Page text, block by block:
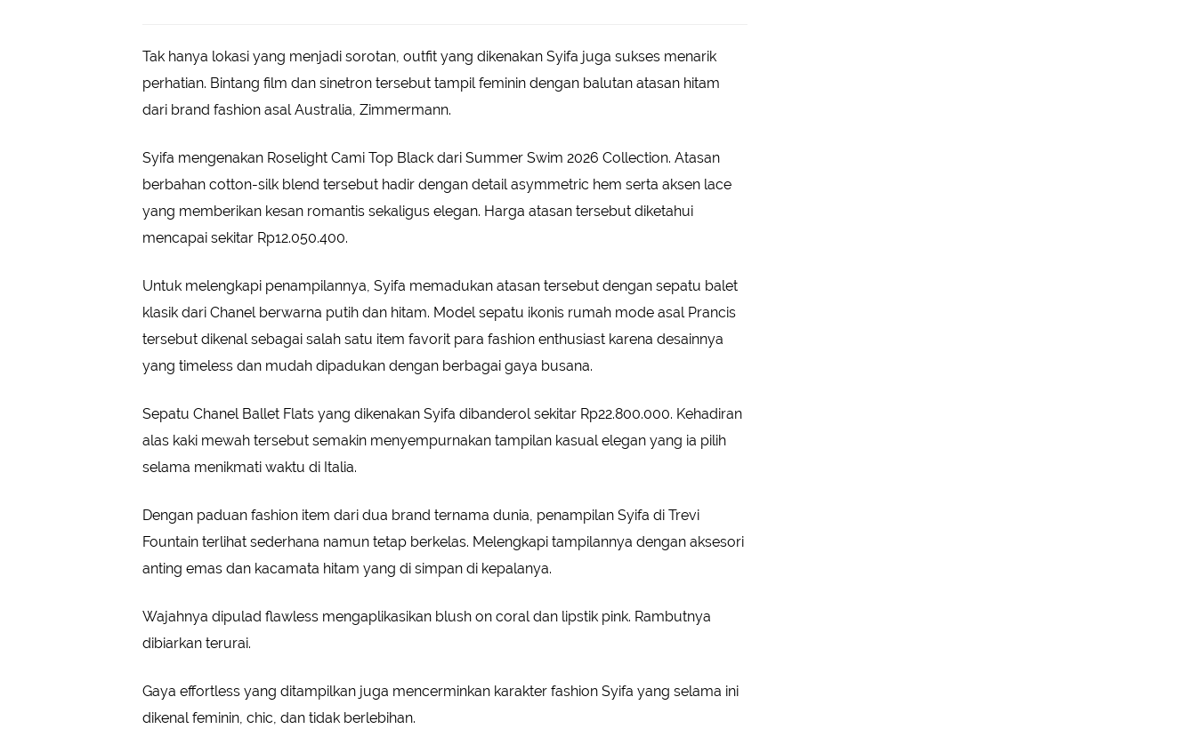
Tak hanya lokasi yang menjadi sorotan, outfit yang dikenakan Syifa juga sukses menarik
perhatian. Bintang film dan sinetron tersebut tampil feminin dengan balutan atasan hitam
dari brand fashion asal Australia, Zimmermann.
Syifa mengenakan Roselight Cami Top Black dari Summer Swim 2026 Collection. Atasan
berbahan cotton-silk blend tersebut hadir dengan detail asymmetric hem serta aksen lace
yang memberikan kesan romantis sekaligus elegan. Harga atasan tersebut diketahui
mencapai sekitar Rp12.050.400.
Untuk melengkapi penampilannya, Syifa memadukan atasan tersebut dengan sepatu balet
klasik dari Chanel berwarna putih dan hitam. Model sepatu ikonis rumah mode asal Prancis
tersebut dikenal sebagai salah satu item favorit para fashion enthusiast karena desainnya
yang timeless dan mudah dipadukan dengan berbagai gaya busana.
Sepatu Chanel Ballet Flats yang dikenakan Syifa dibanderol sekitar Rp22.800.000. Kehadiran
alas kaki mewah tersebut semakin menyempurnakan tampilan kasual elegan yang ia pilih
selama menikmati waktu di Italia.
Dengan paduan fashion item dari dua brand ternama dunia, penampilan Syifa di Trevi
Fountain terlihat sederhana namun tetap berkelas. Melengkapi tampilannya dengan aksesori
anting emas dan kacamata hitam yang di simpan di kepalanya.
Wajahnya dipulad flawless mengaplikasikan blush on coral dan lipstik pink. Rambutnya
dibiarkan terurai.
Gaya effortless yang ditampilkan juga mencerminkan karakter fashion Syifa yang selama ini
dikenal feminin, chic, dan tidak berlebihan.